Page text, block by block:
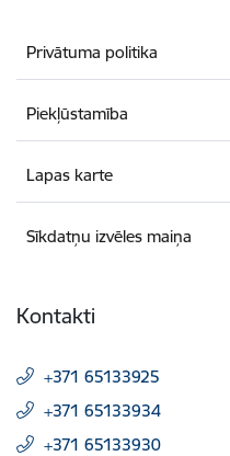
Privātuma politika
Piekļūstamība
Lapas karte
Sīkdatņu izvēles maiņa
Kontakti
+371 65133925
+371 65133934
+371 65133930